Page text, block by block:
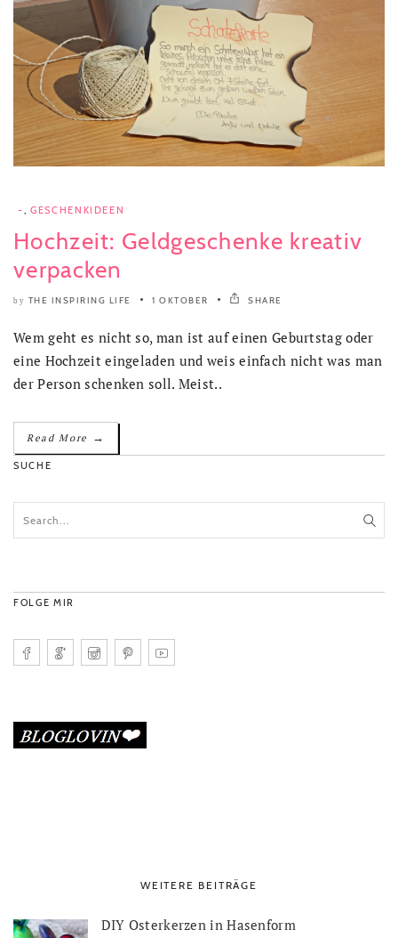
- , GESCHENKIDEEN
Hochzeit: Geldgeschenke kreativ
verpacken
by THE INSPIRING LIFE 1 OKTOBER SHARE
Wem geht es nicht so, man ist auf einen Geburtstag oder
eine Hochzeit eingeladen und weis einfach nicht was man
der Person schenken soll. Meist..
Read More →
SUCHE
FOLGE MIR
WEITERE BEITRÄGE
DIY Osterkerzen in Hasenform